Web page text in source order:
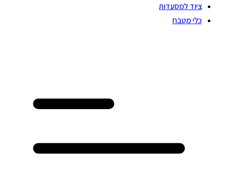
ציוד למסעדות
כלי מטבח